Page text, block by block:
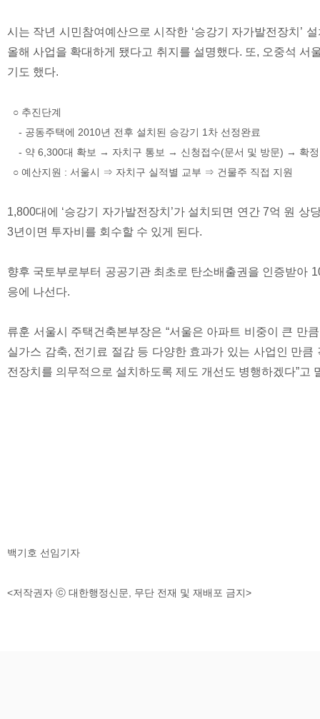
시는 작년 시민참여예산으로 시작한 ‘승강기 자가발전장치’
올해 사업을 확대하게 됐다고 취지를 설명했다. 또, 오중석
기도 했다.
○ 추진단계
- 공동주택에 2010년 전후 설치된 승강기 1차 선정완료
- 약 6,300대 확보 → 자치구 통보 → 신청접수(문서 및 방문) → 확
○ 예산지원 : 서울시 ⇒ 자치구 실적별 교부 ⇒ 건물주 직접 지원
1,800대에 ‘승강기 자가발전장치’가 설치되면 연간 7억 원
3년이면 투자비를 회수할 수 있게 된다.
향후 국토부로부터 공공기관 최초로 탄소배출권을 인증받아
응에 나선다.
류훈 서울시 주택건축본부장은 “서울은 아파트 비중이 큰 만
실가스 감축, 전기료 절감 등 다양한 효과가 있는 사업인 만
전장치를 의무적으로 설치하도록 제도 개선도 병행하겠다”고
백기호 선임기자
<저작권자 ⓒ 대한행정신문, 무단 전재 및 재배포 금지>